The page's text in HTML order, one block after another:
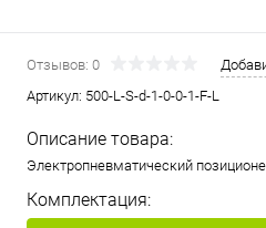
Отзывов: 0
Артикул: 500-L-S-d-1-0-0-1-F-L
Описание товара:
Электропневматический
Комплектация: